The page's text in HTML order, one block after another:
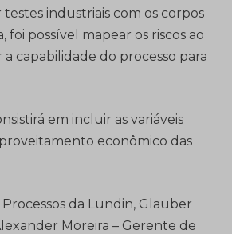
industriais com os corpos
possível mapear os riscos ao
capabilidade do processo para
em incluir as variáveis
econômico das
da Lundin, Glauber
Moreira – Gerente de